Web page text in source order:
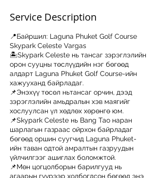
Service Description
📍Байршил: Laguna Phuket Golf Course
Skypark Celeste Vargas
🏝Skypark Celeste нь тансаг зэрэглэлийн
орон сууцны төслүүдийн нэг бөгөөд
алдарт Laguna Phuket Golf Course-ийн
хажууханд байрладаг.
📌Энэхүү төсөл ньтансаг орчин, дээд
зэрэглэлийн амьдралын хэв маягийг
хослуулсан үл хөдлөх хөрөнгө юм.
📌Skypark Celeste нь Bang Tao наран
шарлагын газраас ойрхон байрладаг
бөгөөд оршин суугчид Laguna Phuket-
ийн таван одтой амралтын газруудын
үйлчилгээг ашиглах боломжтой.
📌Мөн цогцолборын барилгууд нь
агаарын гүүрээр холбогдсон бөгөөд энэ